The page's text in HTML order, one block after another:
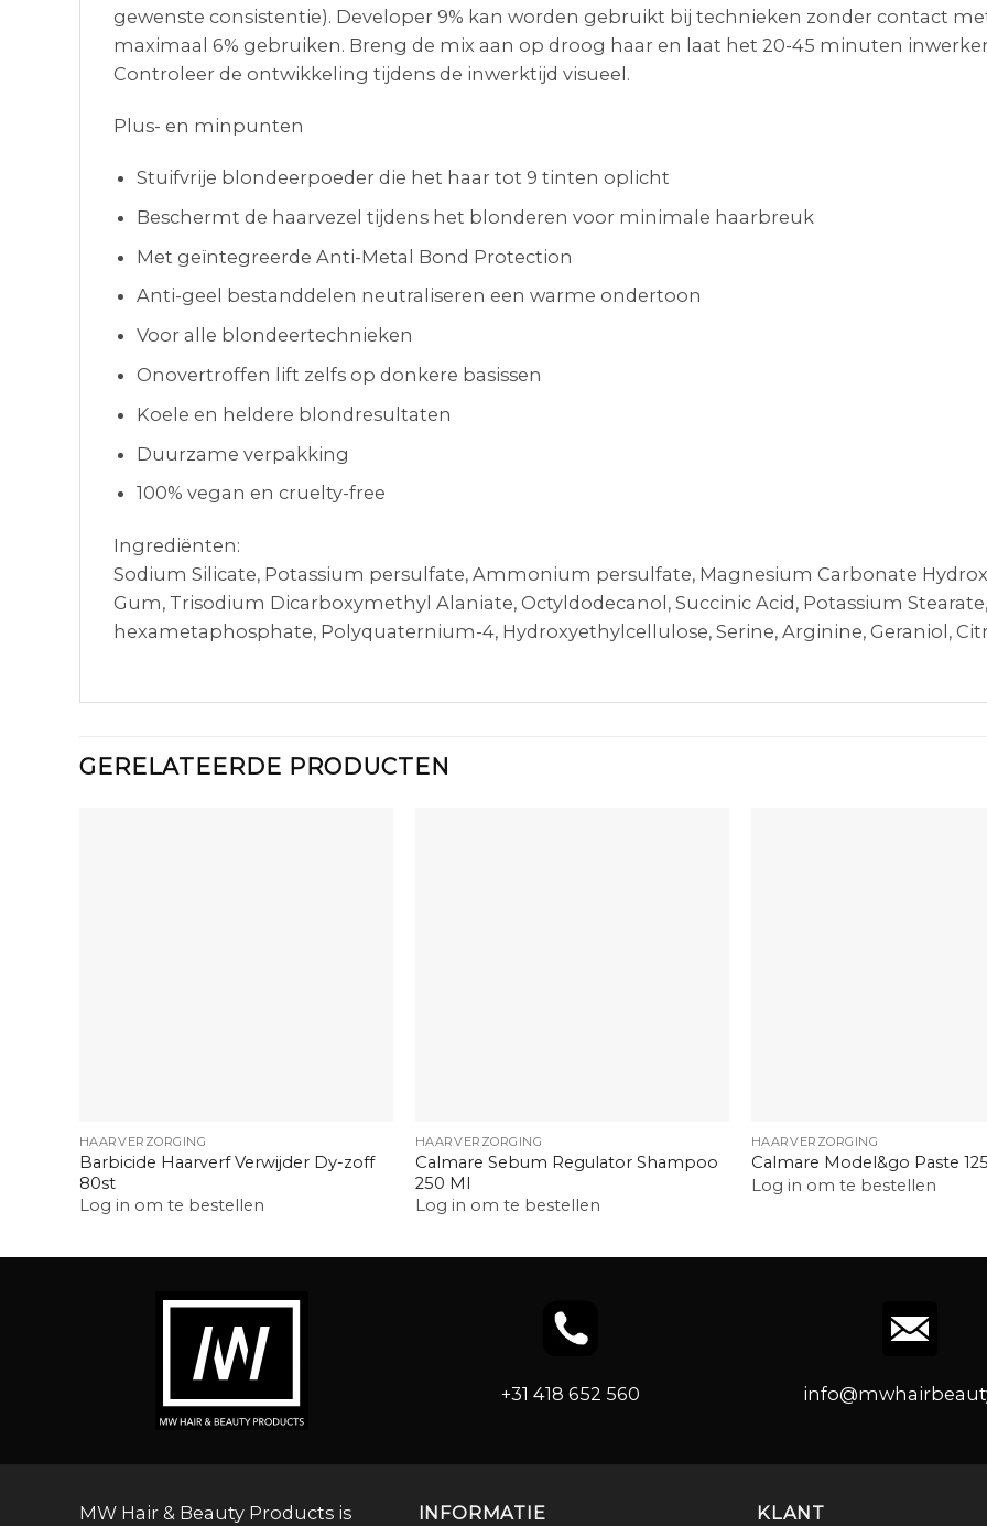
gewenste consistentie). Developer 9% kan worden gebruikt bij technieken zonder contact
maximaal 6% gebruiken. Breng de mix aan op droog haar en laat het 20-45 minuten
Controleer de ontwikkeling tijdens de inwerktijd visueel.
Plus- en minpunten
Stuifvrije blondeerpoeder die het haar tot 9 tinten oplicht
Beschermt de haarvezel tijdens het blonderen voor minimale haarbreuk
Met geïntegreerde Anti-Metal Bond Protection
Anti-geel bestanddelen neutraliseren een warme ondertoon
Voor alle blondeertechnieken
Onovertroffen lift zelfs op donkere basissen
Koele en heldere blondresultaten
Duurzame verpakking
100% vegan en cruelty-free
Ingrediënten:
Sodium Silicate, Potassium persulfate, Ammonium persulfate, Magnesium Carbonate
Gum, Trisodium Dicarboxymethyl Alaniate, Octyldodecanol, Succinic Acid, Potassium
hexametaphosphate, Polyquaternium-4, Hydroxyethylcellulose, Serine, Arginine, Geraniol,
GERELATEERDE PRODUCTEN
HAARVERZORGING
Barbicide Haarverf Verwijder Dy-zoff
80st
Log in om te bestellen
HAARVERZORGING
Calmare Sebum Regulator Shampoo
250 Ml
Log in om te bestellen
HAARVERZORGING
Calmare Model&go Paste
Log in om te bestellen
+31 418 652 560
MW Hair & Beauty Products is INFORMATIE KLANT